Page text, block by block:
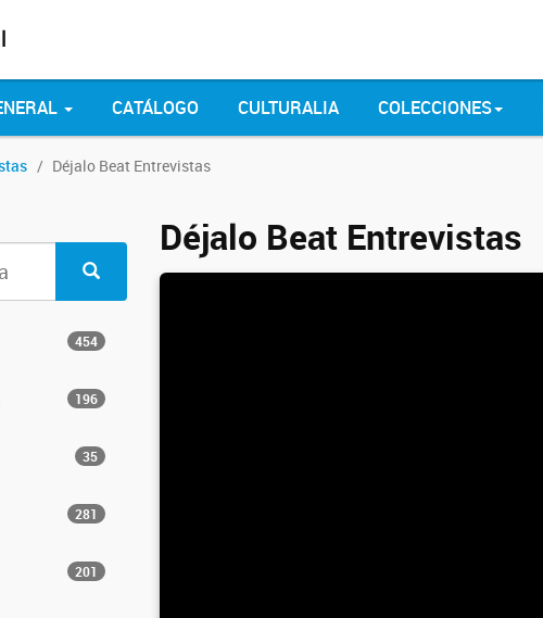
CATÁLOGO CULTURALIA COLECCIONES
Déjalo Beat Entrevistas
454
196
35
281
201
Déjalo Beat Entrevistas